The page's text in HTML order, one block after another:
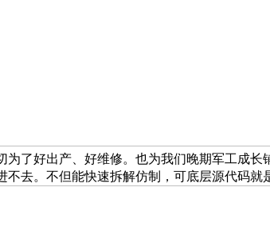
了好出产、好维修。也为我们晚期军工成
去。不但能快速拆解仿制，可底层源代码